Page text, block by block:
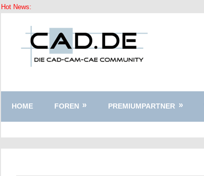
Hot News:
springen
HOME FOREN PREMIUMPARTNER